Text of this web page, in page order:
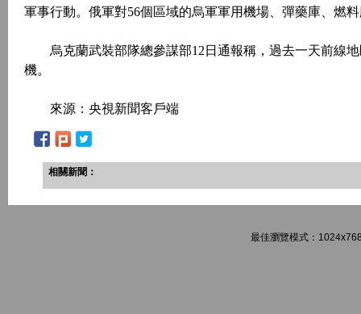
軍事行動。俄軍對56個區域的烏軍軍用機場、彈藥庫、燃
烏克蘭武裝部隊總參謀部12日通報稱，過去一天前線地
機。
來源：央視新聞客戶端
相關新聞：
最佳瀏覽模式：